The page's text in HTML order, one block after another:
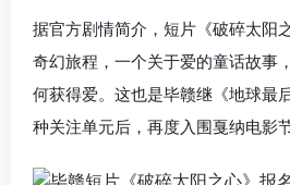
据官方剧情简介，短片《破碎太阳
奇幻旅程，一个关于爱的童话故事
何获得爱。这也是毕赣继《地球最
种关注单元后，再度入围戛纳电影